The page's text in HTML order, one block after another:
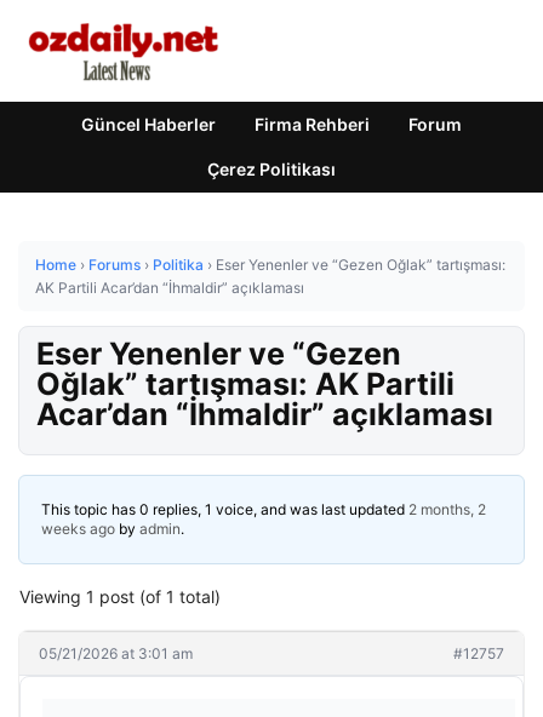
Güncel Haberler Firma Rehberi Forum
Çerez Politikası
Home › Forums › Politika › Eser Yenenler ve “Gezen Oğlak” tartışması:
AK Partili Acar’dan “İhmaldir” açıklaması
Eser Yenenler ve “Gezen
Oğlak” tartışması: AK Partili
Acar’dan “İhmaldir” açıklaması
This topic has 0 replies, 1 voice, and was last updated 2 months, 2
weeks ago by admin.
Viewing 1 post (of 1 total)
05/21/2026 at 3:01 am #12757